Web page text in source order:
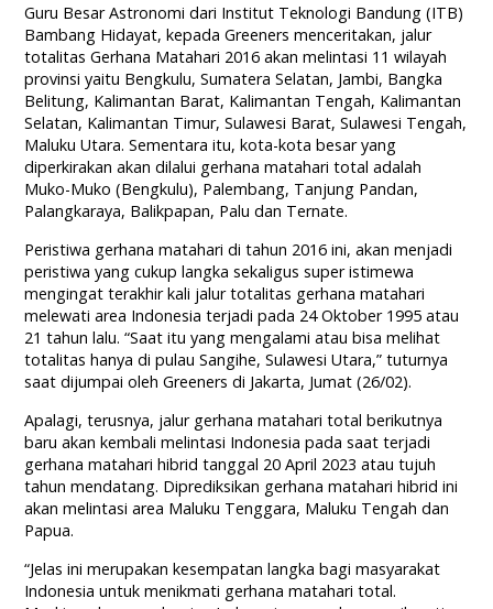
Guru Besar Astronomi dari Institut Teknologi Bandung (ITB)
Bambang Hidayat, kepada Greeners menceritakan, jalur
totalitas Gerhana Matahari 2016 akan melintasi 11 wilayah
provinsi yaitu Bengkulu, Sumatera Selatan, Jambi, Bangka
Belitung, Kalimantan Barat, Kalimantan Tengah, Kalimantan
Selatan, Kalimantan Timur, Sulawesi Barat, Sulawesi Tengah,
Maluku Utara. Sementara itu, kota-kota besar yang
diperkirakan akan dilalui gerhana matahari total adalah
Muko-Muko (Bengkulu), Palembang, Tanjung Pandan,
Palangkaraya, Balikpapan, Palu dan Ternate.
Peristiwa gerhana matahari di tahun 2016 ini, akan menjadi
peristiwa yang cukup langka sekaligus super istimewa
mengingat terakhir kali jalur totalitas gerhana matahari
melewati area Indonesia terjadi pada 24 Oktober 1995 atau
21 tahun lalu. “Saat itu yang mengalami atau bisa melihat
totalitas hanya di pulau Sangihe, Sulawesi Utara,” tuturnya
saat dijumpai oleh Greeners di Jakarta, Jumat (26/02).
Apalagi, terusnya, jalur gerhana matahari total berikutnya
baru akan kembali melintasi Indonesia pada saat terjadi
gerhana matahari hibrid tanggal 20 April 2023 atau tujuh
tahun mendatang. Diprediksikan gerhana matahari hibrid ini
akan melintasi area Maluku Tenggara, Maluku Tengah dan
Papua.
“Jelas ini merupakan kesempatan langka bagi masyarakat
Indonesia untuk menikmati gerhana matahari total.